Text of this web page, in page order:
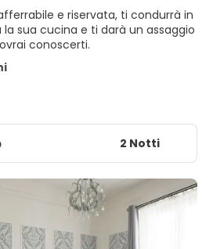
e riservata, ti condurrà in
sua cucina e ti darà un assaggio
conoscerti.
2 Notti